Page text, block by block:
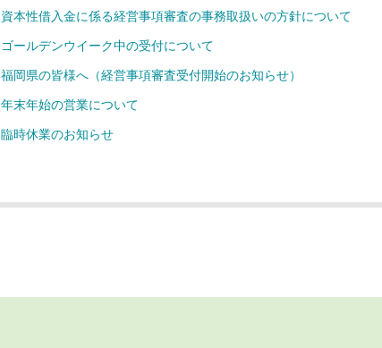
資本性借入金に係る経営事項審査の事務取扱いの方針について
ゴールデンウイーク中の受付について
福岡県の皆様へ（経営事項審査受付開始のお知らせ）
年末年始の営業について
臨時休業のお知らせ